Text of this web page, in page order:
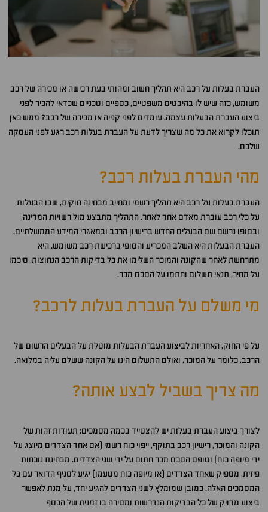
העברת בעלות על רכב היא תהליך חשוב ומהותי בעת רכישה או מכירה של רכב
משומש, כזה שיש לו בהיבטים משפטיים, כספיים וטכניים שכדאי להכיר לפני
ביצוע העברת הבעלות עצמה. עומדים לפני קנייה או מכירה של רכב? ממש כאן
תוכלו לקרוא את כל מה שצריך לדעת על העברת בעלות רכב רגע לפני העסקה
שלכם.
מהי העברת בעלות רכב?
העברת בעלות על רכב היא תהליך רשמי ומחייב מבחינה חוקית, שבו הבעלות
על כלי רכב עוברת מאדם אחד לאחר. התהליך מתבצע מול רשויות המדינה,
ובסופו נרשם שם הבעלים החדש ברישיון הרכב ובמאגרי המידע הממשלתיים.
העברת הבעלות היא השלב המכריע והסופי ברכישת רכב משומש. היא
מתרחשת לאחר שהקונה והמוכר השלימו את כל בדיקות הרכב הנחוצות, סיכמו
על מחיר, תנאי תשלום וחתמו על הסכם מכר.
מי משלם על העברת בעלות לרכב?
על פי החוק, האחריות לביצוע העברת הבעלות מוטלת על הבעלים הרשום של
הרכב, כלומר על המוכר, ואולם התשלום הינו על הקונה ששלם עליה במלואה.
מה צריך בשביל לבצע אותה?
לצורך ביצוע העברת בעלות יש להצטייד בכמה מסמכים: תעודות זהות של
הקונה והמוכר, רישיון רכב בתוקף, ייפוי כוח רשמי (אם אחד הצדדים מיוצג על
ידי מיופה כוח) וטופס הסכם מכר חתום על ידי שני הצדדים. מבחינת נוכחות
פיזית, מספיק שאחד הצדדים (או מיופה כוח מטעמו) יגיע לסניף הדואר עם כל
המסמכים האלה. כמובן שמומלץ לשני הצדדים להגיע יחד, על מנת לאפשר
ביצוע מדויק של כל הבדיקות הנדרשות ומסירה בו זמנית של הכסף